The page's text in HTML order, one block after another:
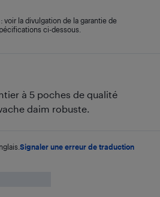
à 5 poches de qualité
daim robuste.
Signaler une erreur de traduction
voir la divulgation de la garantie de
ci-dessous.